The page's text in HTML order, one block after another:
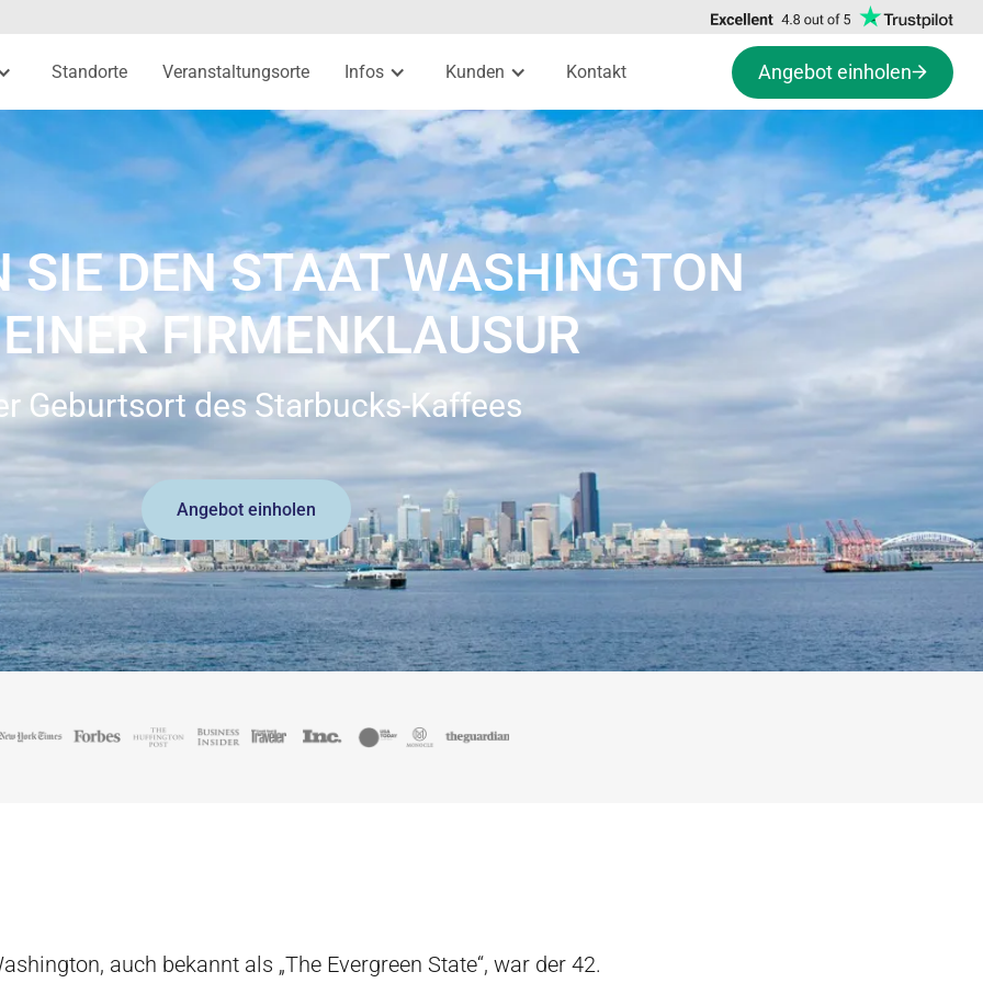
Standorte Veranstaltungsorte Infos Kunden Kontakt Angebot einholen
SIE DEN STAAT WASHINGTON
FIRMENKLAUSUR
Geburtsort des Starbucks-Kaffees
Angebot einholen
auch bekannt als „The Evergreen State“, war der 42.